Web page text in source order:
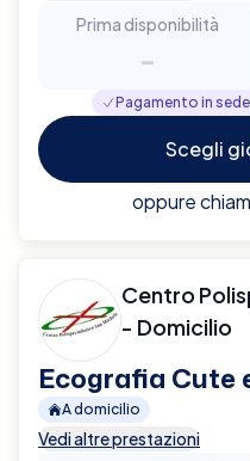
Prima disponibilità
-
Pagamento in sede
Scegli
oppure
Centro
- Domicilio
Ecografia Cute
A domicilio
Vedi altre prestazioni